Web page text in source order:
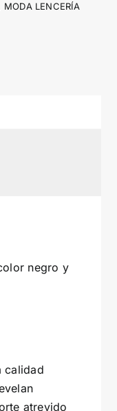
MODA LENCERÍA
negro y
calidad
atrevido